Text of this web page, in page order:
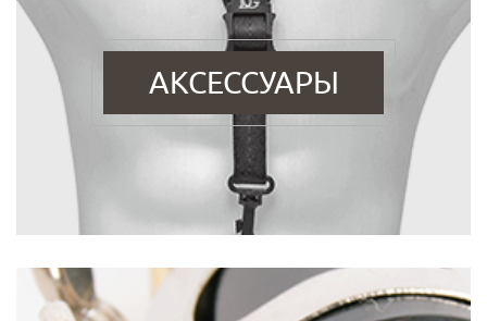
АКСЕССУАРЫ